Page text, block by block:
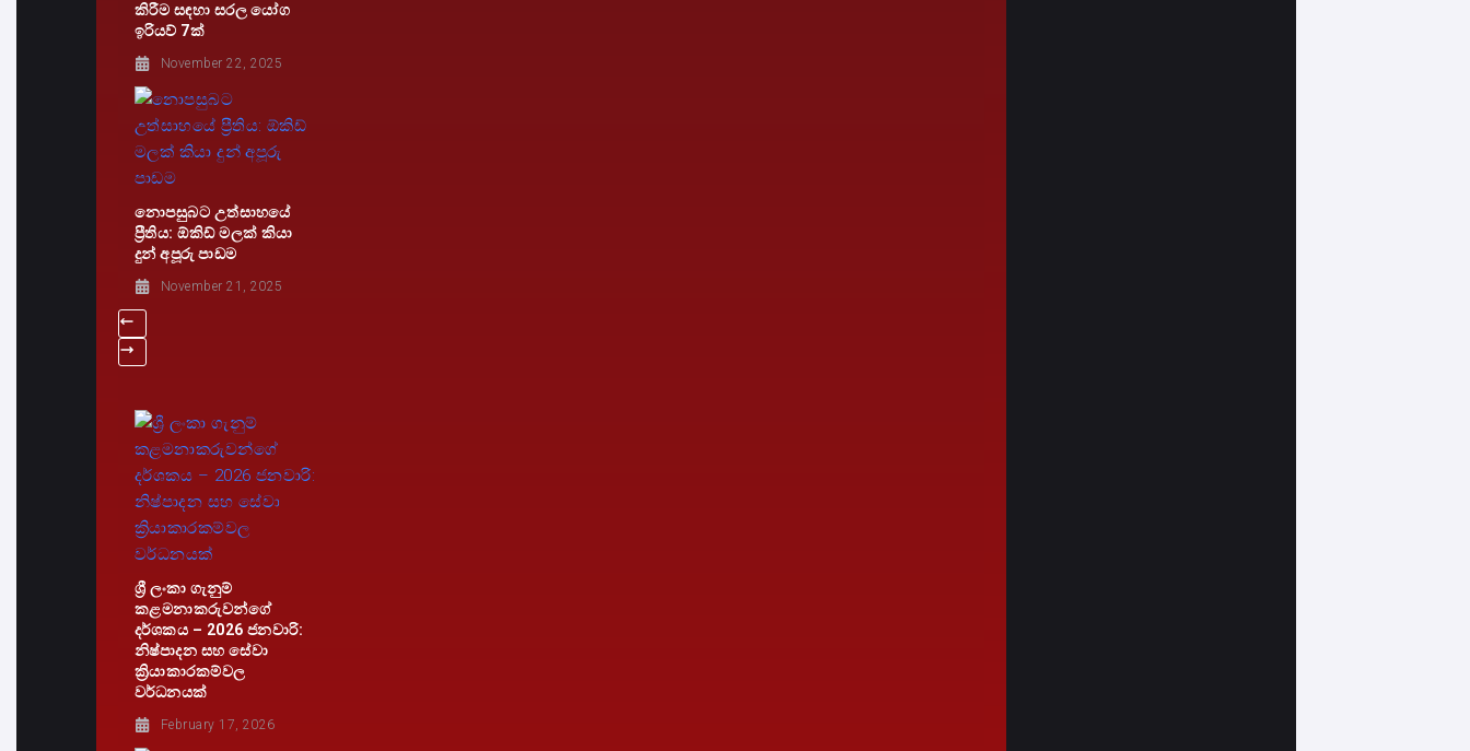
කිරීම සඳහා සරල යෝග
ඉරියව් 7ක්
November 22, 2025
නොපසුබට උත්සාහයේ
ප්‍රීතිය: ඕකිඩ් මලක් කියා
දුන් අපූරු පාඩම
November 21, 2025
ශ්‍රී ලංකා ගැනුම්
කළමනාකරුවන්ගේ
දර්ශකය – 2026 ජනවාරි:
නිෂ්පාදන සහ සේවා
ක්‍රියාකාරකම්වල
වර්ධනයක්
February 17, 2026